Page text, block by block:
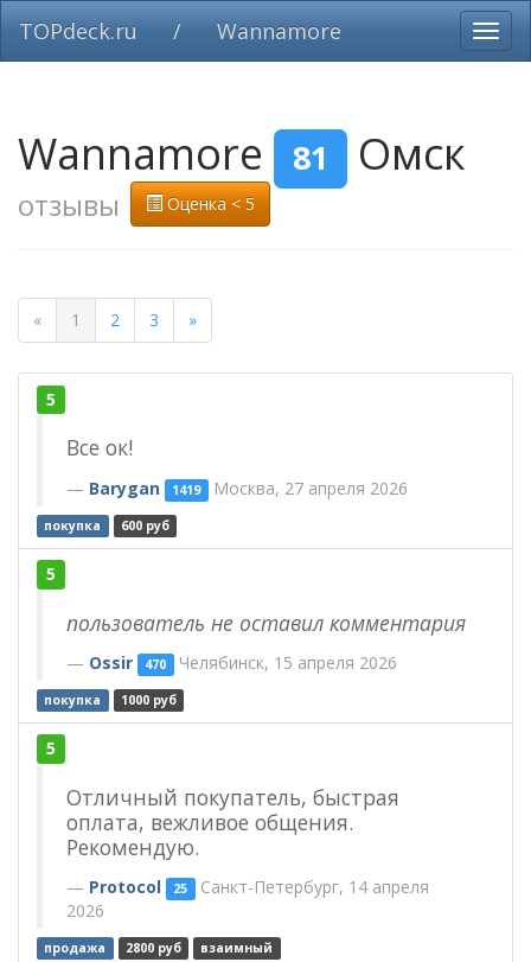
TOPdeck.ru / Wannamore
Wannamore 81 Омск
отзывы Оценка < 5
« 1 2 3 »
5
Все ок!
Barygan 1419 Москва, 27 апреля 2026
покупка 600 руб
5
пользователь не оставил комментария
Ossir 470 Челябинск, 15 апреля 2026
покупка 1000 руб
5
Отличный покупатель, быстрая
оплата, вежливое общения.
Рекомендую.
Protocol 25 Санкт-Петербург, 14 апреля
2026
продажа 2800 руб взаимный